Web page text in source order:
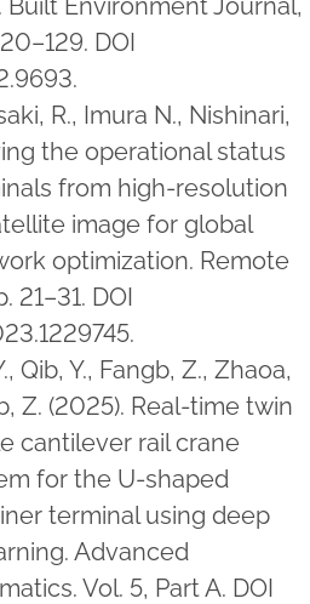
Built Environment Journal,
DOI
R., Imura N., Nishinari,
the operational status
from high-resolution
image for global
optimization. Remote
21–31. DOI
Qib, Y., Fangb, Z., Zhaoa,
Z. (2025). Real-time twin
cantilever rail crane
for the U-shaped
terminal using deep
Advanced
Vol. 5, Part A. DOI